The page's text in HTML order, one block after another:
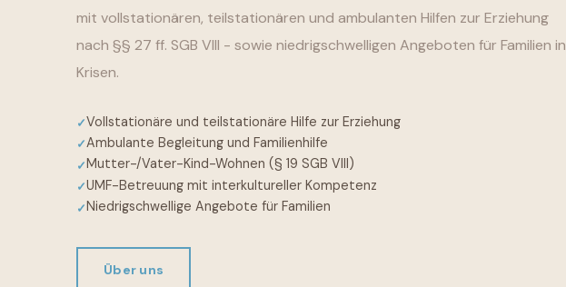
mit vollstationären, teilstationären und ambulanten Hilfen zur Erziehung
nach §§ 27 ff. SGB VIII - sowie niedrigschwelligen Angeboten für Familien in
Krisen.
Vollstationäre und teilstationäre Hilfe zur Erziehung
Ambulante Begleitung und Familienhilfe
Mutter-/Vater-Kind-Wohnen (§ 19 SGB VIII)
UMF-Betreuung mit interkultureller Kompetenz
Niedrigschwellige Angebote für Familien
Über uns